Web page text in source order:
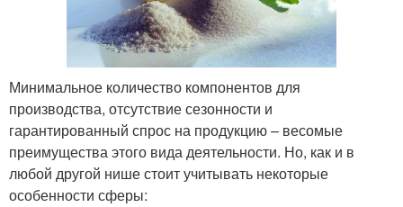
Минимальное количество компонентов для
производства, отсутствие сезонности и
гарантированный спрос на продукцию – весомые
преимущества этого вида деятельности. Но, как и в
любой другой нише стоит учитывать некоторые
особенности сферы: